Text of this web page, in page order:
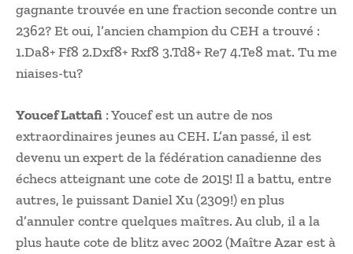
gagnante trouvée en une fraction seconde contre un
2362? Et oui, l’ancien champion du CEH a trouvé :
1.Da8+ Ff8 2.Dxf8+ Rxf8 3.Td8+ Re7 4.Te8 mat. Tu me
niaises-tu?
Youcef Lattafi : Youcef est un autre de nos
extraordinaires jeunes au CEH. L’an passé, il est
devenu un expert de la fédération canadienne des
échecs atteignant une cote de 2015! Il a battu, entre
autres, le puissant Daniel Xu (2309!) en plus
d’annuler contre quelques maîtres. Au club, il a la
plus haute cote de blitz avec 2002 (Maître Azar est à